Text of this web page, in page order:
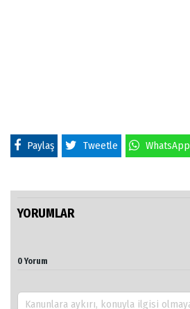
Paylaş Tweetle WhatsApp
YORUMLAR
0 Yorum